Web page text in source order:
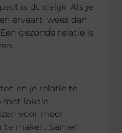
is duidelijk. Als je
ervaart, wees dan
gezonde relatie is
en je relatie te
met lokale
voor meer
maken. Samen